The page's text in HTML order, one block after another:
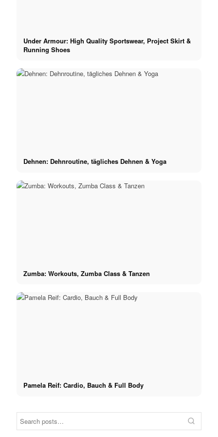
Under Armour: High Quality Sportswear, Project Skirt &
Running Shoes
Dehnen: Dehnroutine, tägliches Dehnen & Yoga
Zumba: Workouts, Zumba Class & Tanzen
Pamela Reif: Cardio, Bauch & Full Body